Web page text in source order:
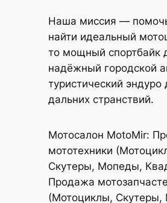
Наша миссия —
найти идеальный
то мощный спортбайк
надёжный городской
туристический эндуро
дальних странствий.
Мотосалон MotoMir:
мототехники
Скутеры, Мопеды,
Продажа
(Мотоциклы,